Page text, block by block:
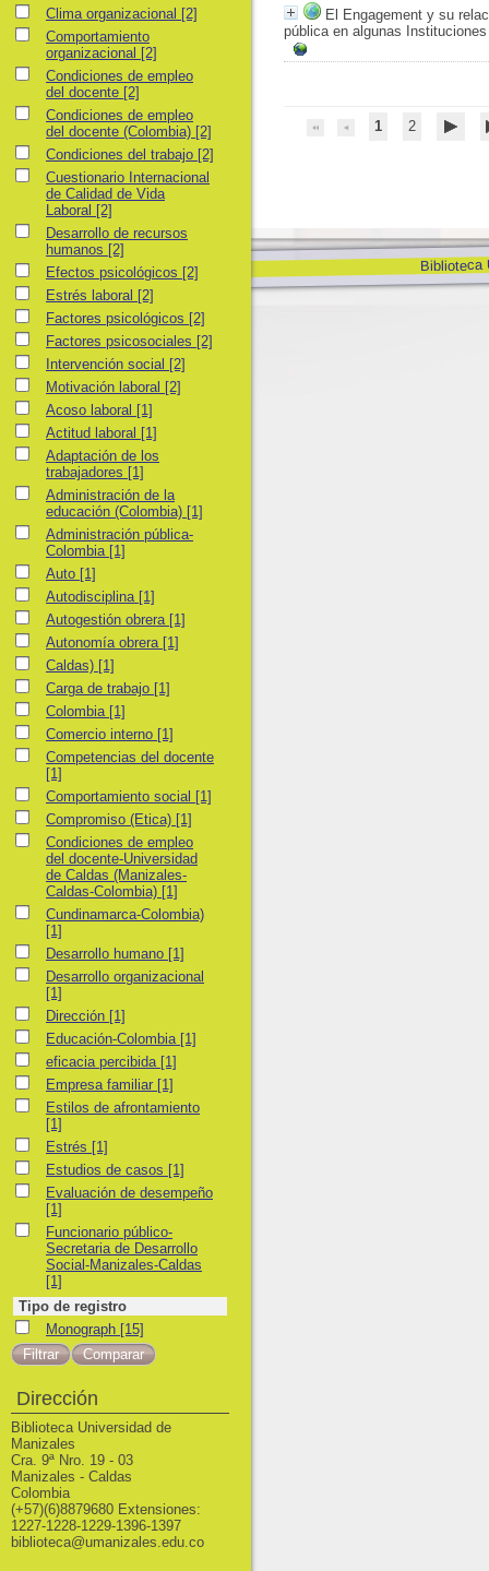
El Engagement y su
pública en algunas
1 2
Biblioteca
Clima organizacional
Clima organizacional [2]
Comportamiento organizacional
Comportamiento
organizacional [2]
Condiciones de empleo del docente
Condiciones de empleo
del docente [2]
Condiciones de empleo del docente (Colombia)
Condiciones de empleo
del docente (Colombia) [2]
Condiciones del trabajo
Condiciones del trabajo [2]
Cuestionario Internacional de Calidad de Vida Laboral
Cuestionario Internacional
de Calidad de Vida
Laboral [2]
Desarrollo de recursos humanos
Desarrollo de recursos
humanos [2]
Efectos psicológicos
Efectos psicológicos [2]
Estrés laboral
Estrés laboral [2]
Factores psicológicos
Factores psicológicos [2]
Factores psicosociales
Factores psicosociales [2]
Intervención social
Intervención social [2]
Motivación laboral
Motivación laboral [2]
Acoso laboral
Acoso laboral [1]
Actitud laboral
Actitud laboral [1]
Adaptación de los trabajadores
Adaptación de los
trabajadores [1]
Administración de la educación (Colombia)
Administración de la
educación (Colombia) [1]
Administración pública-Colombia
Administración pública-
Colombia [1]
Auto Auto [1]
Autodisciplina
Autodisciplina [1]
Autogestión obrera
Autogestión obrera [1]
Autonomía obrera
Autonomía obrera [1]
Caldas)Caldas) [1]
Carga de trabajo
Carga de trabajo [1]
ColombiaColombia [1]
Comercio interno
Comercio interno [1]
Competencias del docente
Competencias del docente
[1]
Comportamiento social
Comportamiento social [1]
Compromiso (Etica)
Compromiso (Etica) [1]
Condiciones de empleo del docente-Universidad de Caldas (Manizales-
Condiciones de empleo
del docente-Universidad
de Caldas (Manizales-
Caldas-Colombia) [1]
Cundinamarca-Colombia)
Cundinamarca-Colombia)
[1]
Desarrollo humano
Desarrollo humano [1]
Desarrollo organizacional
Desarrollo organizacional
[1]
DirecciónDirección [1]
Educación-Colombia
Educación-Colombia [1]
eficacia percibida
eficacia percibida [1]
Empresa familiar
Empresa familiar [1]
Estilos de afrontamiento
Estilos de afrontamiento
[1]
EstrésEstrés [1]
Estudios de casos
Estudios de casos [1]
Evaluación de desempeño
Evaluación de desempeño
[1]
Funcionario público-Secretaria de Desarrollo Social-Manizales-Caldas
Funcionario público-
Secretaria de Desarrollo
Social-Manizales-Caldas
[1]
Tipo de registro
Monograph
Monograph [15]
Dirección
Biblioteca Universidad de
Manizales
Cra. 9ª Nro. 19 - 03
Manizales - Caldas
Colombia
(+57)(6)8879680 Extensiones:
1227-1228-1229-1396-1397
biblioteca@umanizales.edu.co